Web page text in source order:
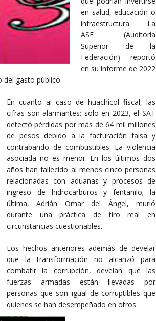
en salud, educación o
infraestructura. La
ASF (Auditoría
Superior de la
Federación) reportó
en su informe de 2022
del gasto público.
En cuanto al caso de huachicol fiscal, las
cifras son alarmantes: solo en 2023, el SAT
detectó pérdidas por más de 64 mil millones
de pesos debido a la facturación falsa y
contrabando de combustibles. La violencia
asociada no es menor. En los últimos dos
años han fallecido al menos cinco personas
relacionadas con aduanas y procesos de
ingreso de hidrocarburos y fentanilo; la
última, Adrián Omar del Ángel, murió
durante una práctica de tiro real en
circunstancias cuestionables.
Los hechos anteriores además de develar
que la transformación no alcanzó para
combatir la corrupción, develan que las
fuerzas armadas están llevadas por
personas que son igual de corruptibles que
quienes se han desempeñado en otros